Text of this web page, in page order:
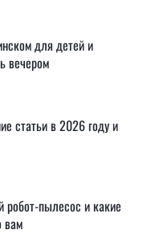
для детей и
вечером
статьи в 2026 году и
робот-пылесос и какие
вам